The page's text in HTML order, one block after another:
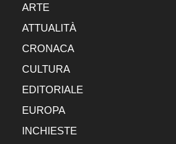
ARTE
ATTUALITÀ
CRONACA
CULTURA
EDITORIALE
EUROPA
INCHIESTE